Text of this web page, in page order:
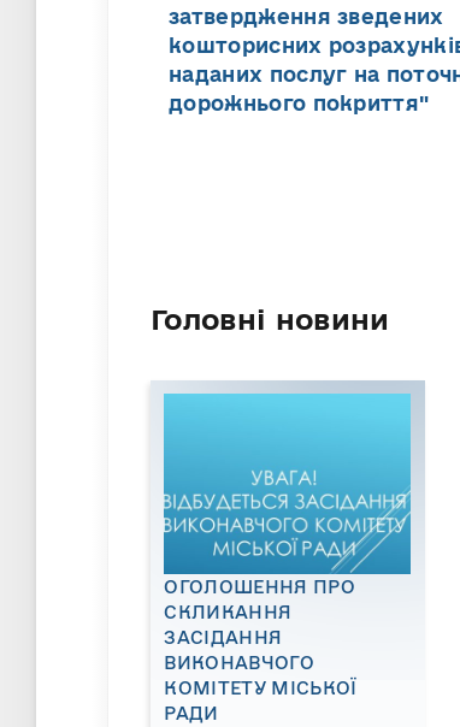
затвердження зведених
кошторисних
наданих послуг на
дорожнього покриття"
Головні новини
ОГОЛОШЕННЯ ПРО
СКЛИКАННЯ
ЗАСІДАННЯ
ВИКОНАВЧОГО
КОМІТЕТУ МІСЬКОЇ
РАДИ